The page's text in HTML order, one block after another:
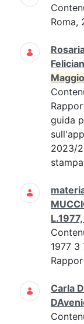
Roma,
Maggio
guida
2023/
L.1977,
1977 3
Carla